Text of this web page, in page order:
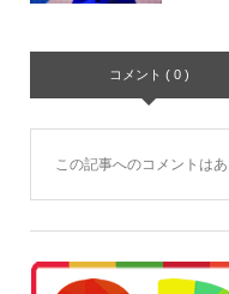
コメント ( 0 )
この記事へのコメントはあ